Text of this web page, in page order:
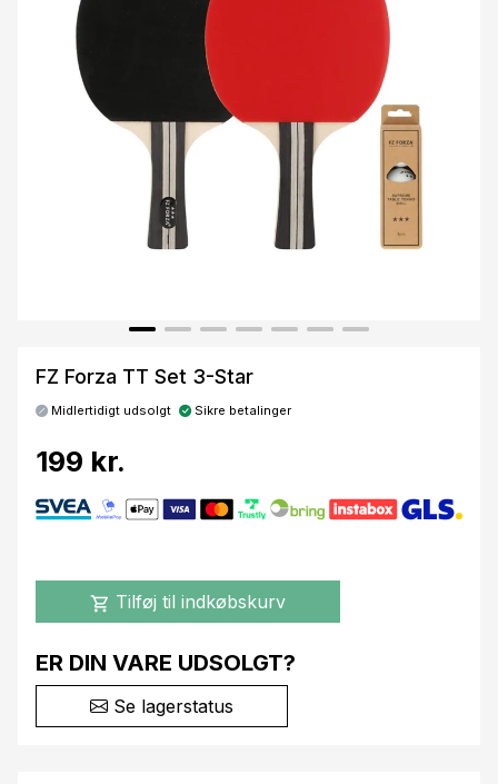
FZ Forza TT Set 3-Star
Midlertidigt udsolgt Sikre betalinger
199 kr.
shopping_cart Tilføj til indkøbskurv
ER DIN VARE UDSOLGT?
Se lagerstatus